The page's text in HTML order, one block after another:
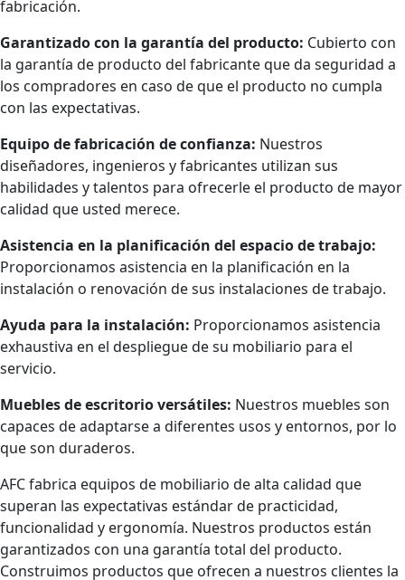
fabricación.
Garantizado con la garantía del producto: Cubierto con
la garantía de producto del fabricante que da seguridad a
los compradores en caso de que el producto no cumpla
con las expectativas.
Equipo de fabricación de confianza: Nuestros
diseñadores, ingenieros y fabricantes utilizan sus
habilidades y talentos para ofrecerle el producto de mayor
calidad que usted merece.
Asistencia en la planificación del espacio de trabajo:
Proporcionamos asistencia en la planificación en la
instalación o renovación de sus instalaciones de trabajo.
Ayuda para la instalación: Proporcionamos asistencia
exhaustiva en el despliegue de su mobiliario para el
servicio.
Muebles de escritorio versátiles: Nuestros muebles son
capaces de adaptarse a diferentes usos y entornos, por lo
que son duraderos.
AFC fabrica equipos de mobiliario de alta calidad que
superan las expectativas estándar de practicidad,
funcionalidad y ergonomía. Nuestros productos están
garantizados con una garantía total del producto.
Construimos productos que ofrecen a nuestros clientes la